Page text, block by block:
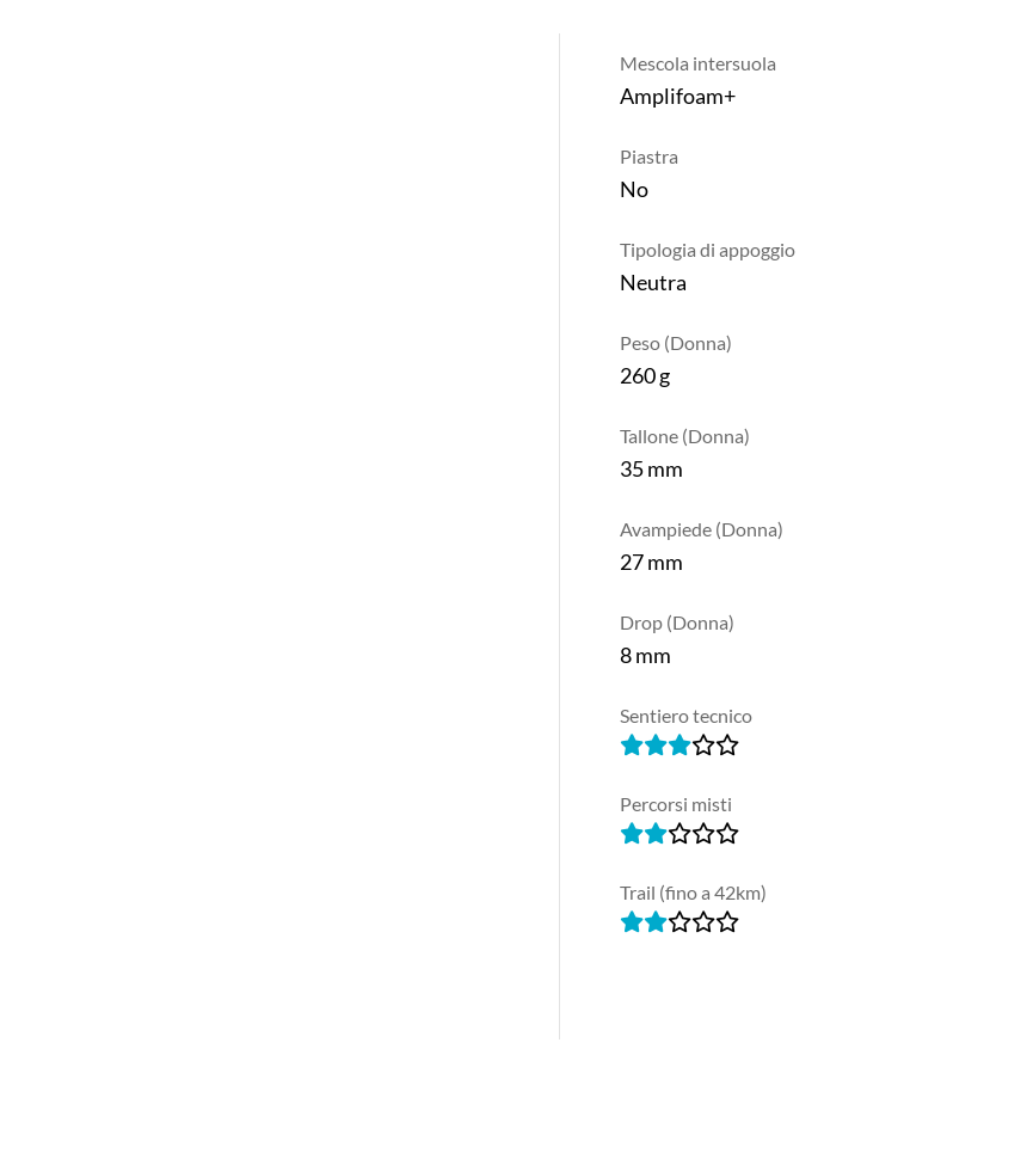
Mescola intersuola
Amplifoam+
Piastra
No
Tipologia di appoggio
Neutra
Peso (Donna)
260 g
Tallone (Donna)
35 mm
Avampiede (Donna)
27 mm
Drop (Donna)
8 mm
Sentiero tecnico
Percorsi misti
Trail (fino a 42km)